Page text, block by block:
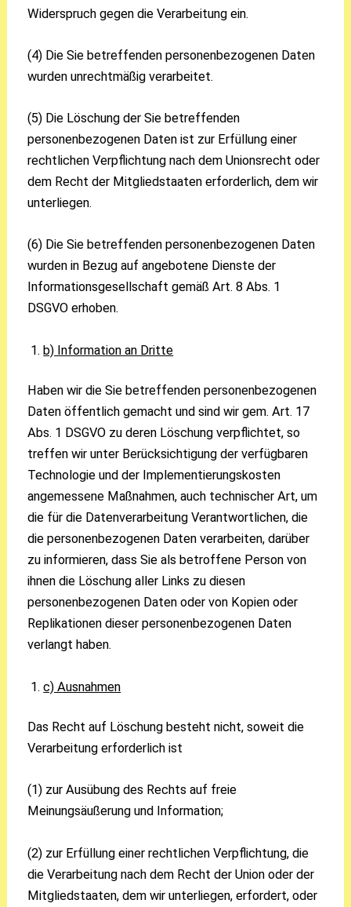
Widerspruch gegen die Verarbeitung ein.
(4) Die Sie betreffenden personenbezogenen Daten
wurden unrechtmäßig verarbeitet.
(5) Die Löschung der Sie betreffenden
personenbezogenen Daten ist zur Erfüllung einer
rechtlichen Verpflichtung nach dem Unionsrecht oder
dem Recht der Mitgliedstaaten erforderlich, dem wir
unterliegen.
(6) Die Sie betreffenden personenbezogenen Daten
wurden in Bezug auf angebotene Dienste der
Informationsgesellschaft gemäß Art. 8 Abs. 1
DSGVO erhoben.
b) Information an Dritte
Haben wir die Sie betreffenden personenbezogenen
Daten öffentlich gemacht und sind wir gem. Art. 17
Abs. 1 DSGVO zu deren Löschung verpflichtet, so
treffen wir unter Berücksichtigung der verfügbaren
Technologie und der Implementierungskosten
angemessene Maßnahmen, auch technischer Art, um
die für die Datenverarbeitung Verantwortlichen, die
die personenbezogenen Daten verarbeiten, darüber
zu informieren, dass Sie als betroffene Person von
ihnen die Löschung aller Links zu diesen
personenbezogenen Daten oder von Kopien oder
Replikationen dieser personenbezogenen Daten
verlangt haben.
c) Ausnahmen
Das Recht auf Löschung besteht nicht, soweit die
Verarbeitung erforderlich ist
(1) zur Ausübung des Rechts auf freie
Meinungsäußerung und Information;
(2) zur Erfüllung einer rechtlichen Verpflichtung, die
die Verarbeitung nach dem Recht der Union oder der
Mitgliedstaaten, dem wir unterliegen, erfordert, oder